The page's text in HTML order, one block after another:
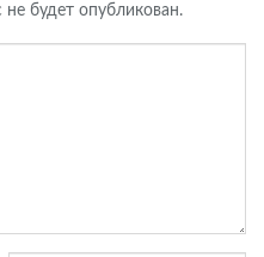
будет опубликован.